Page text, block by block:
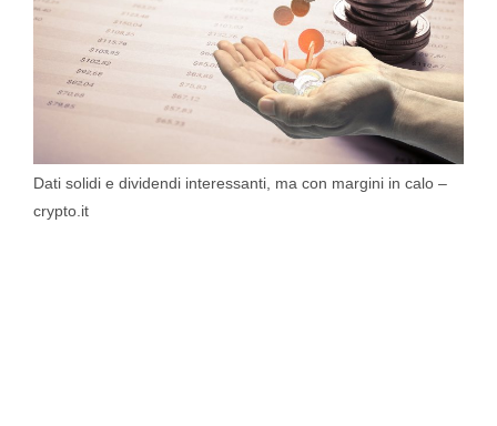
Dati solidi e dividendi interessanti, ma con margini in calo –
crypto.it